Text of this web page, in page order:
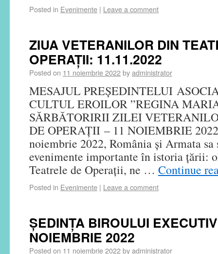
Posted in Evenimente | Leave a comment
ZIUA VETERANILOR DIN
OPERAȚII: 11.11.2022
Posted on 11 noiembrie 2022byadministrator
MESAJUL PREȘEDINTELUI
CULTUL EROILOR ”REGINA
SĂRBĂTORIRII ZILEI
DE OPERAȚII – 11 NOIEMBRIE
noiembrie 2022, România și Armata sa
evenimente importante în istoria țării:
Teatrele de Operații, ne … Continue
Posted in Evenimente | Leave a comment
ȘEDINȚA BIROULUI
NOIEMBRIE 2022
Posted on 11 noiembrie 2022byadministrator